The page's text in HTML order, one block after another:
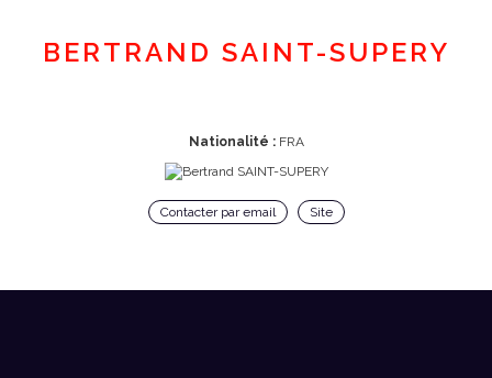
BERTRAND SAINT-SUPERY
Nationalité :FRA
Contacter par email Site